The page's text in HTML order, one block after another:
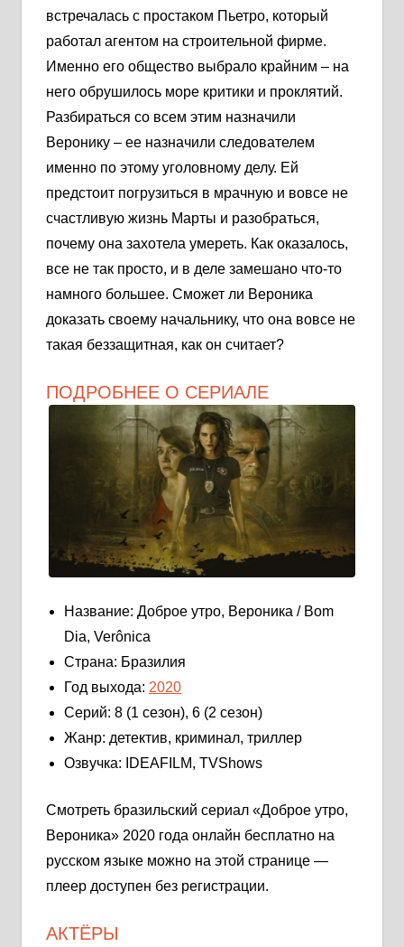
встречалась с простаком Пьетро, который
работал агентом на строительной фирме.
Именно его общество выбрало крайним – на
него обрушилось море критики и проклятий.
Разбираться со всем этим назначили
Веронику – ее назначили следователем
именно по этому уголовному делу. Ей
предстоит погрузиться в мрачную и вовсе не
счастливую жизнь Марты и разобраться,
почему она захотела умереть. Как оказалось,
все не так просто, и в деле замешано что-то
намного большее. Сможет ли Вероника
доказать своему начальнику, что она вовсе не
такая беззащитная, как он считает?
ПОДРОБНЕЕ О СЕРИАЛЕ
Название: Доброе утро, Вероника / Bom
Dia, Verônica
Страна: Бразилия
Год выхода: 2020
Серий: 8 (1 сезон), 6 (2 сезон)
Жанр: детектив, криминал, триллер
Озвучка: IDEAFILM, TVShows
Смотреть бразильский сериал «Доброе утро,
Вероника» 2020 года онлайн бесплатно на
русском языке можно на этой странице —
плеер доступен без регистрации.
АКТЁРЫ